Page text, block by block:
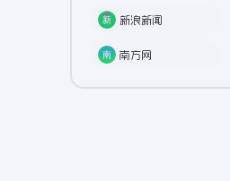
新浪新闻
南方网